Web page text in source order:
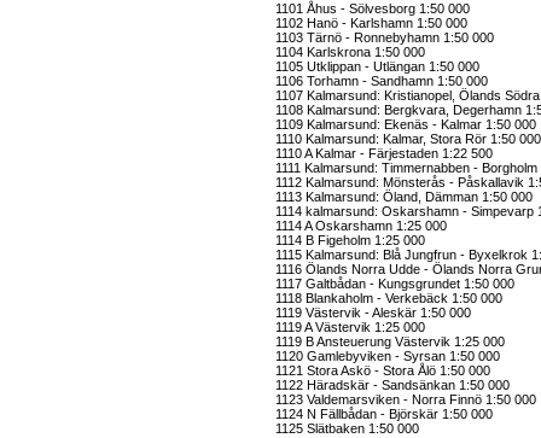
1101 Åhus - Sölvesborg 1:50 000
1102 Hanö - Karlshamn 1:50 000
1103 Tärnö - Ronnebyhamn 1:50 000
1104 Karlskrona 1:50 000
1105 Utklippan - Utlängan 1:50 000
1106 Torhamn - Sandhamn 1:50 000
1107 Kalmarsund: Kristianopel, Ölands
1108 Kalmarsund: Bergkvara, Degerhamn
1109 Kalmarsund: Ekenäs - Kalmar 1:50 000
1110 Kalmarsund: Kalmar, Stora Rör 1:50 000
1110 A Kalmar - Färjestaden 1:22 500
1111 Kalmarsund: Timmernabben - Borgholm
1112 Kalmarsund: Mönsterås - Påskallavik
1113 Kalmarsund: Öland, Dämman 1:50 000
1114 kalmarsund: Oskarshamn - Simpevarp
1114 A Oskarshamn 1:25 000
1114 B Figeholm 1:25 000
1115 Kalmarsund: Blå Jungfrun - Byxelkrok
1116 Ölands Norra Udde - Ölands Norra
1117 Galtbådan - Kungsgrundet 1:50 000
1118 Blankaholm - Verkebäck 1:50 000
1119 Västervik - Aleskär 1:50 000
1119 A Västervik 1:25 000
1119 B Ansteuerung Västervik 1:25 000
1120 Gamlebyviken - Syrsan 1:50 000
1121 Stora Askö - Stora Ålö 1:50 000
1122 Häradskär - Sandsänkan 1:50 000
1123 Valdemarsviken - Norra Finnö 1:50 000
1124 N Fällbådan - Björskär 1:50 000
1125 Slätbaken 1:50 000